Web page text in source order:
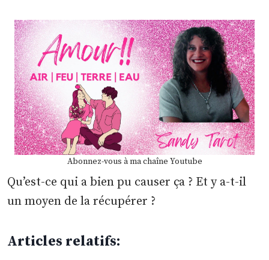
Abonnez-vous à ma chaîne Youtube
Qu’est-ce qui a bien pu causer ça ? Et y a-t-il
un moyen de la récupérer ?
Articles relatifs: